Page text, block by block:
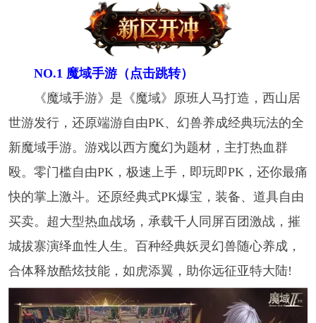
NO.1 魔域手游​（点击跳转）
《魔域手游》是《魔域》原班人马打造，西山居
世游发行，还原端游自由PK、幻兽养成经典玩法的全
新魔域手游。游戏以西方魔幻为题材，主打热血群
殴。零门槛自由PK，极速上手，即玩即PK，还你最痛
快的掌上激斗。还原经典式PK爆宝，装备、道具自由
买卖。超大型热血战场，承载千人同屏百团激战，摧
城拔寨演绎血性人生。百种经典妖灵幻兽随心养成，
合体释放酷炫技能，如虎添翼，助你远征亚特大陆!